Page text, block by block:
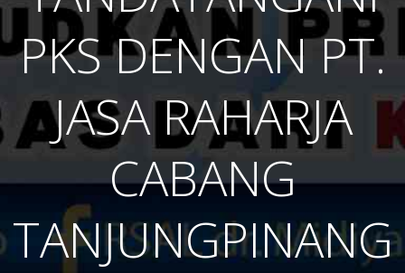
PKS DENGAN PT.
JASA RAHARJA
CABANG
TANJUNGPINANG